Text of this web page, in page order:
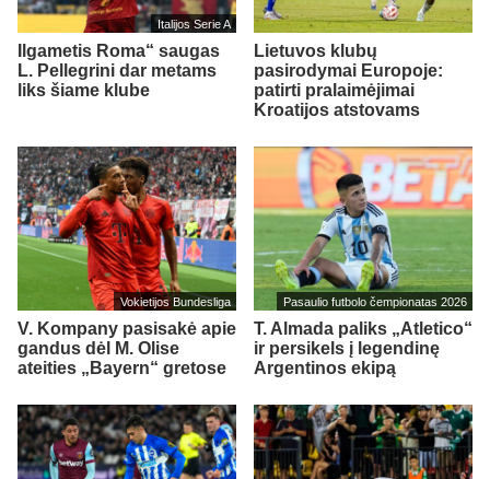
Italijos Serie A
Ilgametis Roma“ saugas
L. Pellegrini dar metams
liks šiame klube
Lietuvos klubų
pasirodymai Europoje:
patirti pralaimėjimai
Kroatijos atstovams
Vokietijos Bundesliga
V. Kompany pasisakė apie
gandus dėl M. Olise
ateities „Bayern“ gretose
Pasaulio futbolo čempionatas 2026
T. Almada paliks „Atletico“
ir persikels į legendinę
Argentinos ekipą